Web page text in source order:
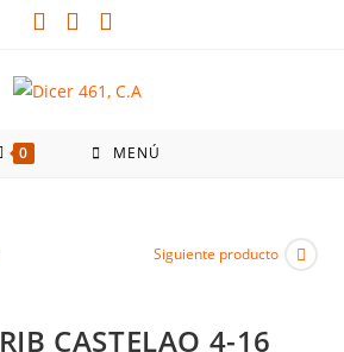
0 MENÚ
Siguiente producto
CASTELAO 4-16